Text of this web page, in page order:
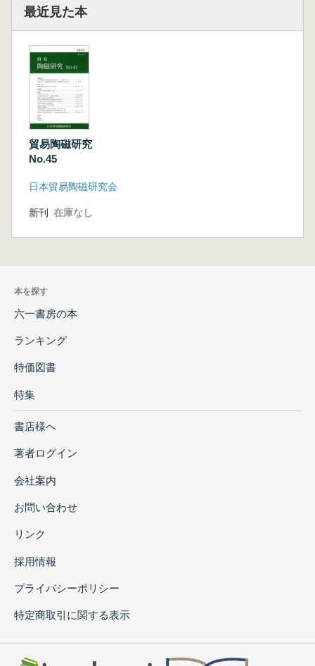
最近見た本
貿易陶磁研究
No.45
日本貿易陶磁研究会
新刊 在庫なし
本を探す
六一書房の本
ランキング
特価図書
特集
書店様へ
著者ログイン
会社案内
お問い合わせ
リンク
採用情報
プライバシーポリシー
特定商取引に関する表示